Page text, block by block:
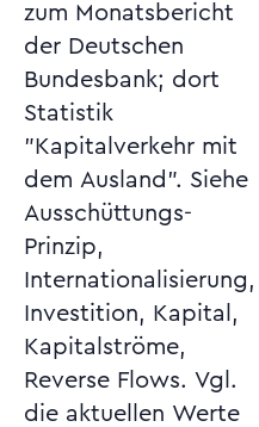
zum Monatsbericht
der Deutschen
Bundesbank; dort
Statistik
"Kapitalverkehr mit
dem Ausland". Siehe
Ausschüttungs-
Prinzip,
Internationalisierung,
Investition, Kapital,
Kapitalströme,
Reverse Flows. Vgl.
die aktuellen Werte
S. 83 f. (hier auch zu
der Frage, wann
Direktinvestitionen
den Handel
ergänzen oder
diesen ersetzen),
Monatsbericht der
Deutschen
Bundesbank vom
September 2006, S.
45 ff.
(lehrbuchmässige
Darstellung; reich an